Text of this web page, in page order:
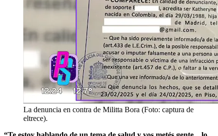
La denuncia en contra de Militta Bora (Foto: captura de
eltrece).